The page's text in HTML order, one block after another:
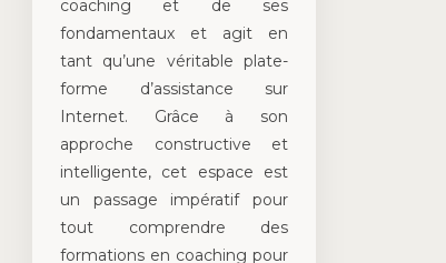
coaching et de ses
fondamentaux et agit en
tant qu’une véritable plate-
forme d’assistance sur
Internet. Grâce à son
approche constructive et
intelligente, cet espace est
un passage impératif pour
tout comprendre des
formations en coaching pour